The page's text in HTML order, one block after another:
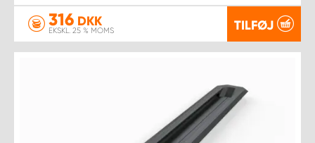
316 DKK
EKSKL. 25 % MOMS TILFØJ